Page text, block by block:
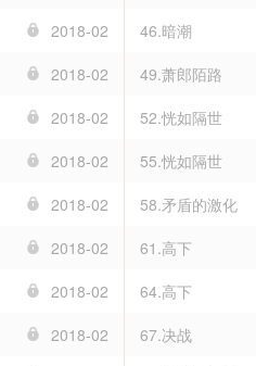
2018-02
46.暗潮
2018-02
49.萧郎陌路
2018-02
52.恍如隔世
2018-02
55.恍如隔世
2018-02
58.矛盾的激化
2018-02
61.高下
2018-02
64.高下
2018-02
67.决战